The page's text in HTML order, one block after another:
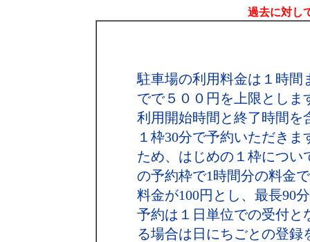
過去に対し
駐車場の利用料金は１時間
でで５００円を上限としま
利用開始時間と終了時間を
１枠30分で予約いただき
ため、はじめの１枠につい
の予約枠で1時間分の料金
料金が100円とし、最長90
予約は１日単位での受付と
る場合は日にちごとの登録